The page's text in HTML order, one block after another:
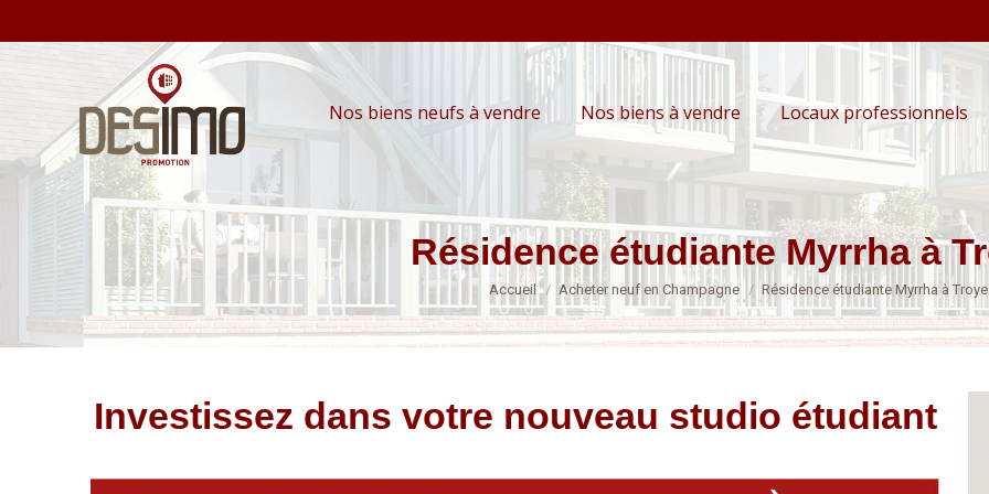
Nos biens neufs à vendre Nos biens à vendre Locaux professionnels
Résidence étudiante Myrrha à
Vous êtes ici :
Accueil Acheter neuf en Champagne Résidence étudiante Myrrha à
Investissez dans votre nouveau studio étudiant